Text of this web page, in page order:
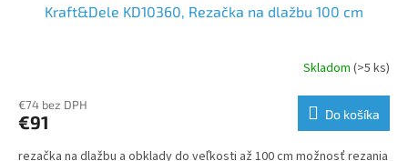
Kraft&Dele KD10360, Rezačka na dlažbu 100 cm
Skladom (>5 ks)
€74 bez DPH
€91 Do košíka
rezačka na dlažbu a obklady do veľkosti až 100 cm možnosť rezania